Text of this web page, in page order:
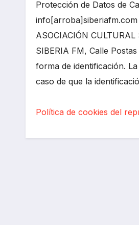
Protección de Datos de
info[arroba]siberiafm.com
ASOCIACIÓN
SIBERIA FM, Calle
forma de identificación.
caso de que la
Política de cookies del